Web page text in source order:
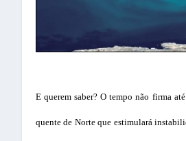
E querem saber? O tempo não firma
quente de Norte que estimulará